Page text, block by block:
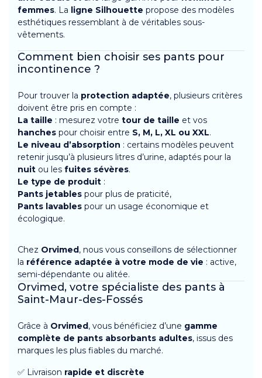
femmes. La ligne Silhouette propose des modèles
esthétiques ressemblant à de véritables sous-
vêtements.
Comment bien choisir ses pants pour
incontinence ?
Pour trouver la protection adaptée, plusieurs critères
doivent être pris en compte :
La taille : mesurez votre tour de taille et vos
hanches pour choisir entre S, M, L, XL ou XXL.
Le niveau d’absorption : certains modèles peuvent
retenir jusqu’à plusieurs litres d’urine, adaptés pour la
nuit ou les fuites sévères.
Le type de produit :
Pants jetables pour plus de praticité,
Pants lavables pour un usage économique et
écologique.
Chez Orvimed, nous vous conseillons de sélectionner
la référence adaptée à votre mode de vie : active,
semi-dépendante ou alitée.
Orvimed, votre spécialiste des pants à
Saint-Maur-des-Fossés
Grâce à Orvimed, vous bénéficiez d’une gamme
complète de pants absorbants adultes, issus des
marques les plus fiables du marché.
✅ Livraison rapide et discrète